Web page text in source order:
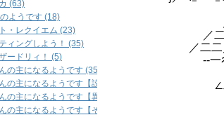
／ﾆヽ
／二
／二二
／二二／
ゞ--一彳二
./二二
∠二二
|
(63)
ようです (18)
・レクイエム (23)
ィングしよう！ (35)
ードリィ！ (5)
の主になるようです (35)
の主になるようです【設定など】 (14)
の主になるようです【異聞 パラレル編】 (12)
の主になるようです【その他 本編とまったく関係ない